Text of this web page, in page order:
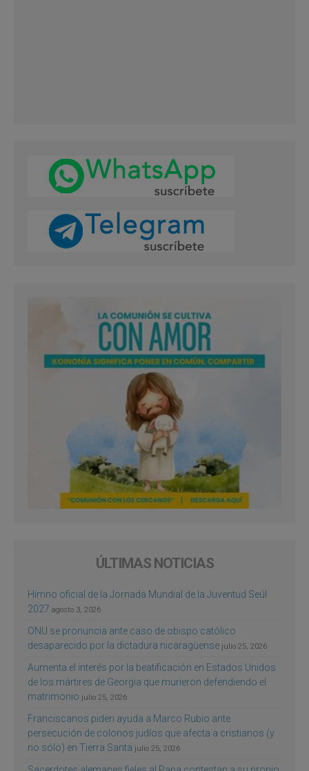
ÚLTIMAS NOTICIAS
Himno oficial de la Jornada Mundial de la Juventud Seúl
2027 agosto 3, 2026
ONU se pronuncia ante caso de obispo católico
desaparecido por la dictadura nicaragüense julio 25, 2026
Aumenta el interés por la beatificación en Estados Unidos
de los mártires de Georgia que murieron defendiendo el
matrimonio julio 25, 2026
Franciscanos piden ayuda a Marco Rubio ante
persecución de colonos judíos que afecta a cristianos (y
no sólo) en Tierra Santa julio 25, 2026